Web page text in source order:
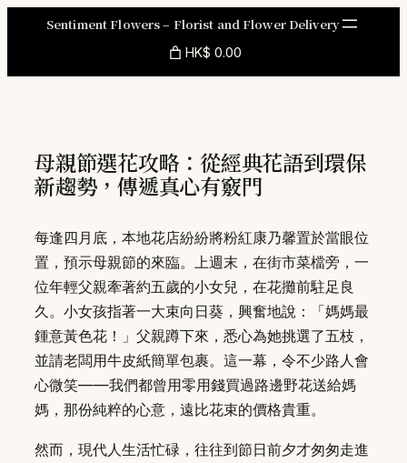
Sentiment Flowers – Florist and Flower Delivery
HK$ 0.00
母親節選花攻略：從經典花語到環保
新趨勢，傳遞真心有竅門
每逢四月底，本地花店紛紛將粉紅康乃馨置於當眼位
置，預示母親節的來臨。上週末，在街市菜檔旁，一
位年輕父親牽著約五歲的小女兒，在花攤前駐足良
久。小女孩指著一大束向日葵，興奮地說：「媽媽最
鍾意黃色花！」父親蹲下來，悉心為她挑選了五枝，
並請老闆用牛皮紙簡單包裹。這一幕，令不少路人會
心微笑——我們都曾用零用錢買過路邊野花送給媽
媽，那份純粹的心意，遠比花束的價格貴重。
然而，現代人生活忙碌，往往到節日前夕才匆匆走進